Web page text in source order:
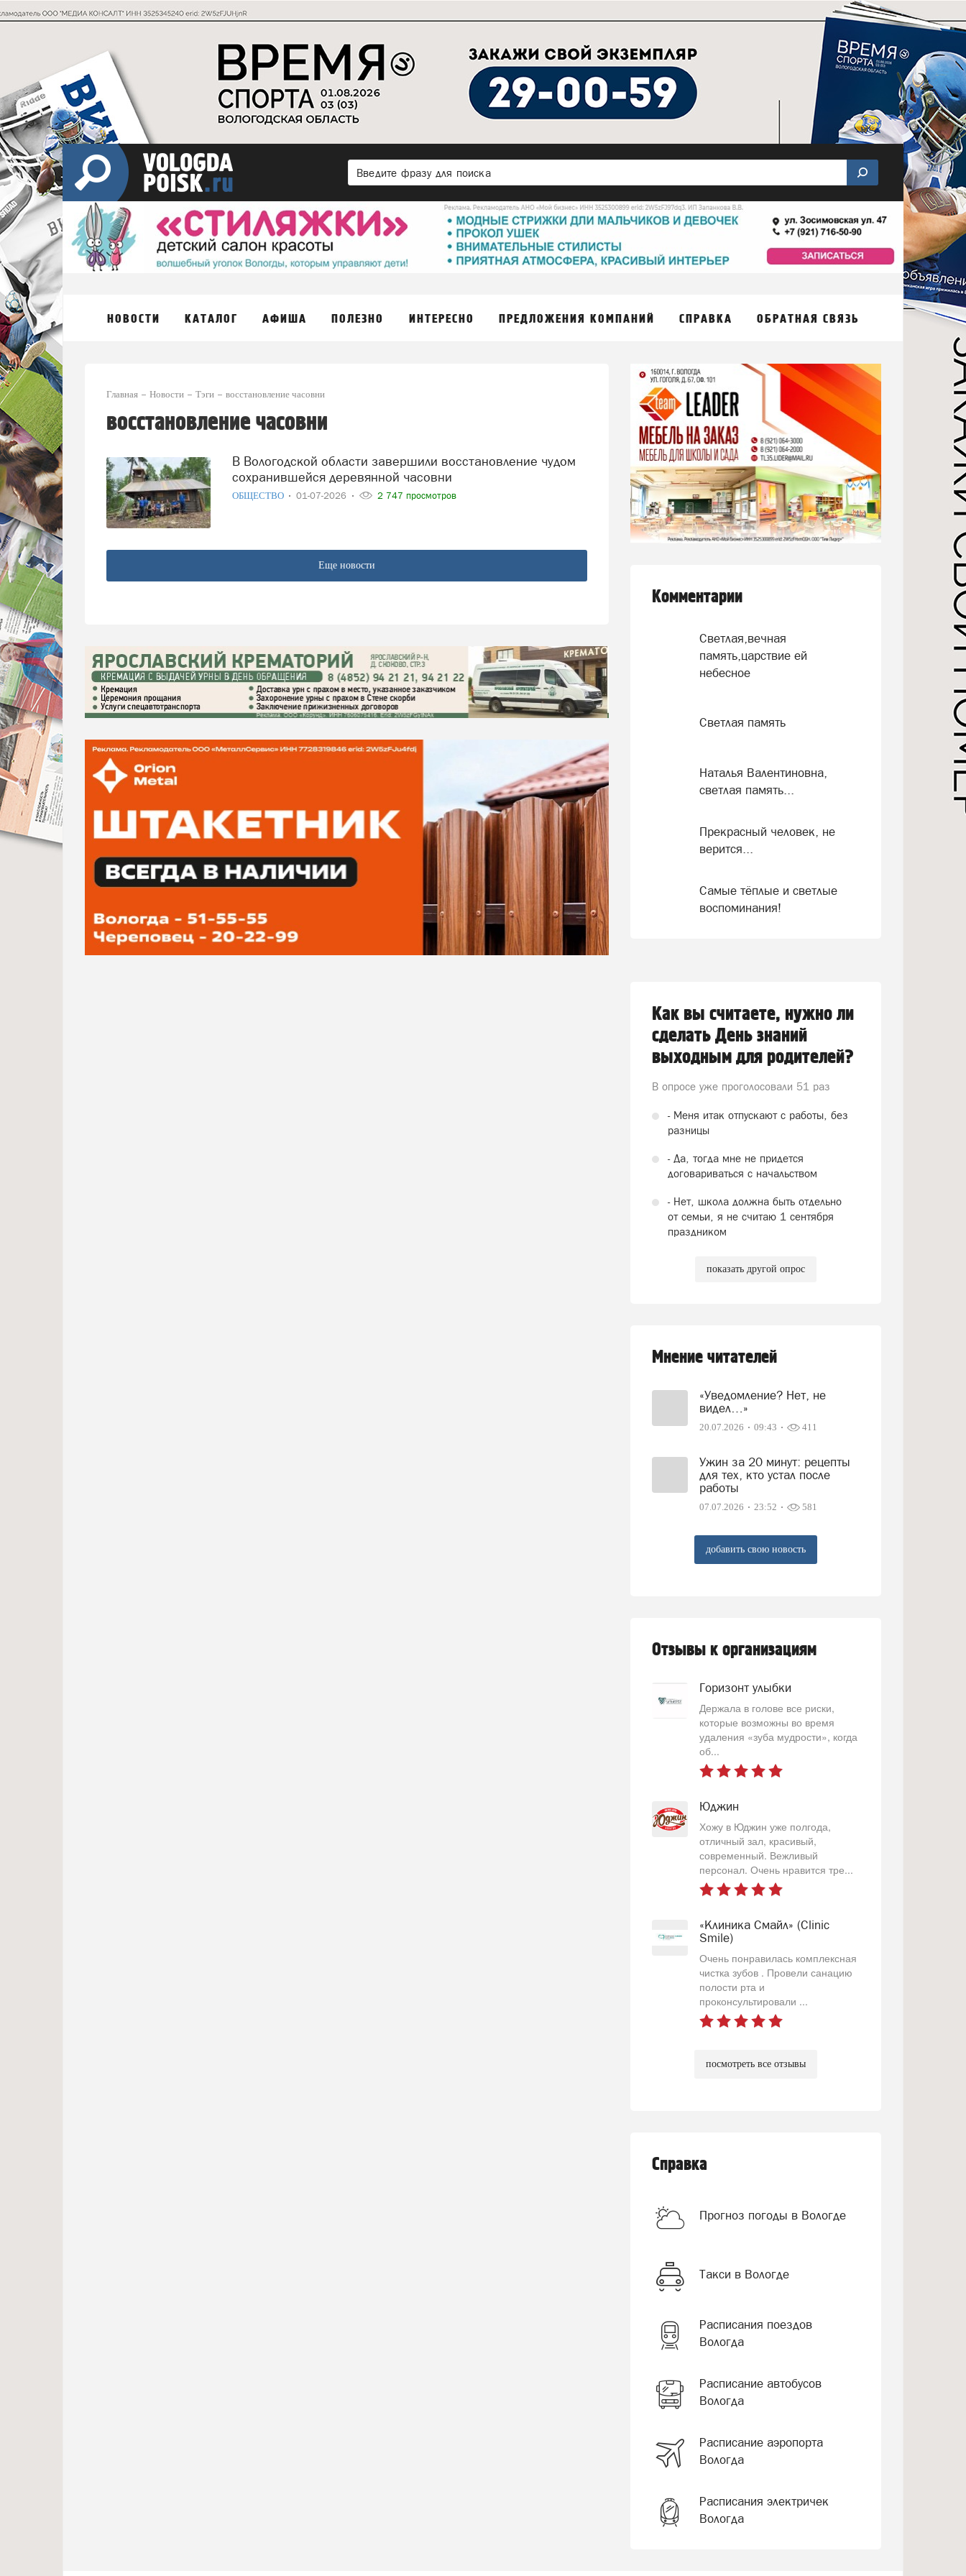
НОВОСТИ КАТАЛОГ АФИША ПОЛЕЗНО ИНТЕРЕСНО ПРЕДЛОЖЕНИЯ КОМПАНИЙ СПРАВКА ОБРАТНАЯ СВЯЗЬ
Главная Новости Тэги восстановление часовни
восстановление часовни
В Вологодской области завершили восстановление чудом
сохранившейся деревянной часовни
ОБЩЕСТВО 01-07-2026 2 747 просмотров
Еще новости
Комментарии
Светлая,вечная
память,царствие ей
небесное
Светлая память
Наталья Валентиновна,
светлая память...
Прекрасный человек, не
верится...
Самые тёплые и светлые
воспоминания!
Как вы считаете, нужно ли
сделать День знаний
выходным для родителей?
В опросе уже проголосовали 51 раз
- Меня итак отпускают с работы, без
разницы
- Да, тогда мне не придется
договариваться с начальством
- Нет, школа должна быть отдельно
от семьи, я не считаю 1 сентября
праздником
показать другой опрос
Мнение читателей
«Уведомление? Нет, не
видел…»
20.07.2026 09:43 411
Ужин за 20 минут: рецепты
для тех, кто устал после
работы
07.07.2026 23:52 581
добавить свою новость
Отзывы к организациям
Горизонт улыбки
Держала в голове все риски,
которые возможны во время
удаления «зуба мудрости», когда
об...
Юджин
Хожу в Юджин уже полгода,
отличный зал, красивый,
современный. Вежливый
персонал. Очень нравится тре...
«Клиника Смайл» (Clinic
Smile)
Очень понравилась комплексная
чистка зубов . Провели санацию
полости рта и
проконсультировали ...
посмотреть все отзывы
Справка
Прогноз погоды в Вологде
Такси в Вологде
Расписания поездов
Вологда
Расписание автобусов
Вологда
Расписание аэропорта
Вологда
Расписания электричек
Вологда